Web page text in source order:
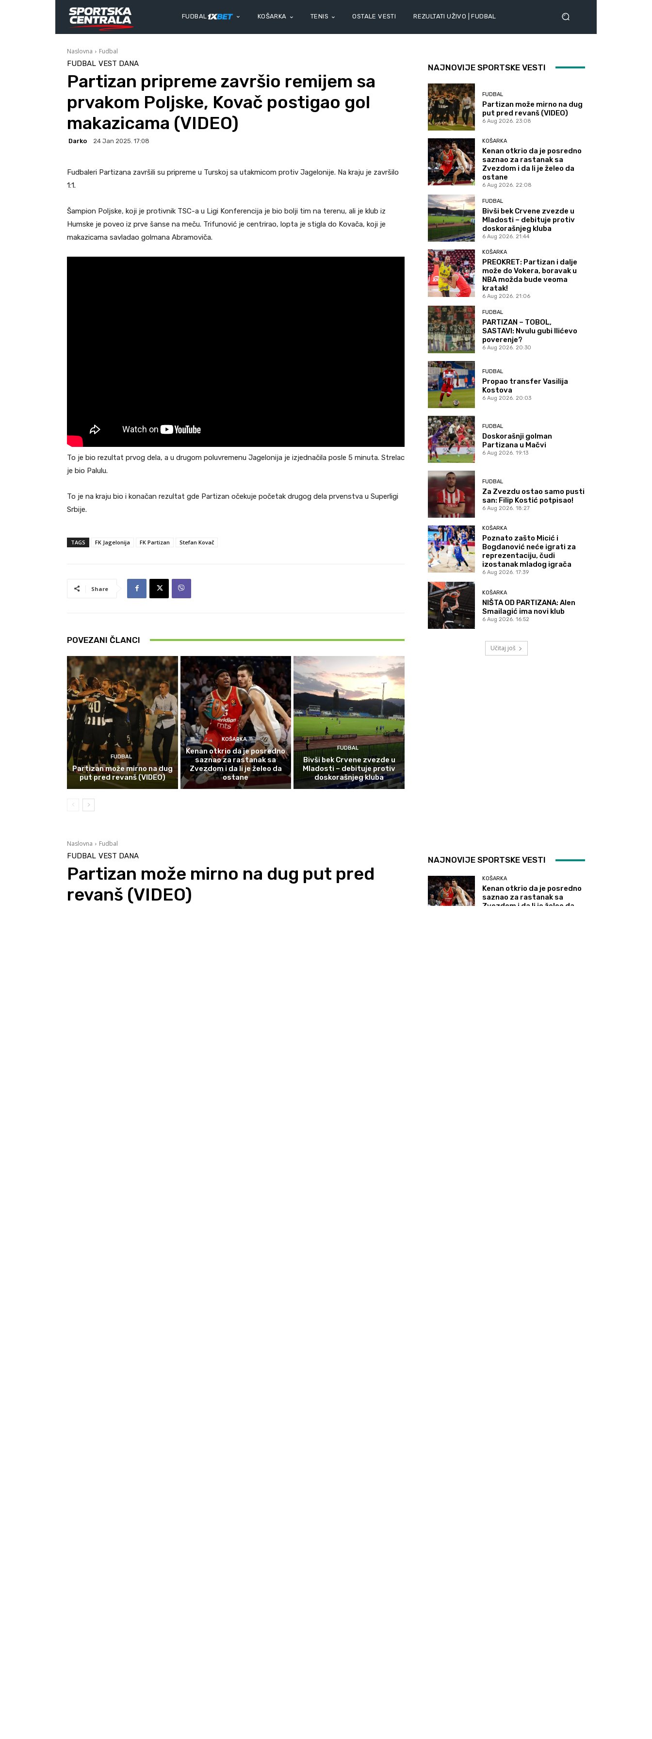
FUDBAL KOŠARKA TENIS OSTALE VESTI REZULTATI UŽIVO | FUDBAL
Naslovna Fudbal
FUDBAL VEST DANA
Partizan pripreme završio remijem sa
prvakom Poljske, Kovač postigao gol
makazicama (VIDEO)
Darko 24 Jan 2025. 17:08
Fudbaleri Partizana završili su pripreme u Turskoj sa utakmicom protiv Jagelonije. Na kraju je završilo
1:1.
Šampion Poljske, koji je protivnik TSC-a u Ligi Konferencija je bio bolji tim na terenu, ali je klub iz
Humske je poveo iz prve šanse na meču. Trifunović je centrirao, lopta je stigla do Kovača, koji je
makazicama savladao golmana Abramoviča.
To je bio rezultat prvog dela, a u drugom poluvremenu Jagelonija je izjednačila posle 5 minuta. Strelac
je bio Palulu.
To je na kraju bio i konačan rezultat gde Partizan očekuje početak drugog dela prvenstva u Superligi
Srbije.
TAGS FK Jagelonija FK Partizan Stefan Kovač
Share
POVEZANI ČLANCI
FUDBAL
Partizan može mirno na dug
put pred revanš (VIDEO)
KOŠARKA
Kenan otkrio da je posredno
saznao za rastanak sa
Zvezdom i da li je želeo da
ostane
FUDBAL
Bivši bek Crvene zvezde u
Mladosti – debituje protiv
doskorašnjeg kluba
NAJNOVIJE SPORTSKE VESTI
FUDBAL
Partizan može mirno na dug
put pred revanš (VIDEO)
6 Aug 2026. 23:08
KOŠARKA
Kenan otkrio da je posredno
saznao za rastanak sa
Zvezdom i da li je želeo da
ostane
6 Aug 2026. 22:08
FUDBAL
Bivši bek Crvene zvezde u
Mladosti – debituje protiv
doskorašnjeg kluba
6 Aug 2026. 21:44
KOŠARKA
PREOKRET: Partizan i dalje
može do Vokera, boravak u
NBA možda bude veoma
kratak!
6 Aug 2026. 21:06
FUDBAL
PARTIZAN – TOBOL,
SASTAVI: Nvulu gubi Ilićevo
poverenje?
6 Aug 2026. 20:30
FUDBAL
Propao transfer Vasilija
Kostova
6 Aug 2026. 20:03
FUDBAL
Doskorašnji golman
Partizana u Mačvi
6 Aug 2026. 19:13
FUDBAL
Za Zvezdu ostao samo pusti
san: Filip Kostić potpisao!
6 Aug 2026. 18:27
KOŠARKA
Poznato zašto Micić i
Bogdanović neće igrati za
reprezentaciju, čudi
izostanak mladog igrača
6 Aug 2026. 17:39
KOŠARKA
NIŠTA OD PARTIZANA: Alen
Smailagić ima novi klub
6 Aug 2026. 16:52
Učitaj još